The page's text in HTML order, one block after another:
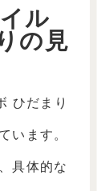
ル
の見
ひだまり
います。
具体的な